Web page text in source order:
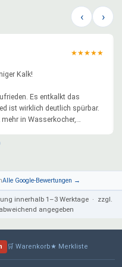
‹ ›
★★★★★
Kalk!
Es entkalkt das
ist wirklich deutlich spürbar.
in Wasserkocher,
alles schnell erledigt.
Lösung vor.
eine große Erleichterung im
haben und eine
suchen!
Alle Google-Bewertungen →
innerhalb 1–3 Werktage · zzgl.
angegeben
🛒 Warenkorb★ Merkliste